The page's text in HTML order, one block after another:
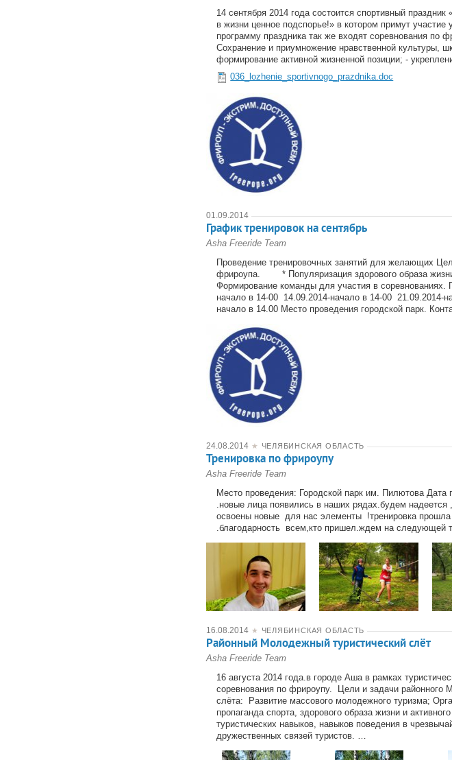
14 сентября 2014 года состоится спортивный
в жизни ценное подспорье!» в котором примут
программу праздника так же входят соревнования
Сохранение и приумножение нравственной культуры,
формирование активной жизненной позиции; -
036_lozhenie_sportivnogo_prazdnika.doc
01.09.2014
График тренировок на сентябрь
Asha Freeride Team
Проведение тренировочных занятий для желающих
фрироупа. * Популяризация здорового образа
Формирование команды для участия в соревнованиях.
начало в 14-00 14.09.2014-начало в 14-00 21.09.2014-
начало в 14.00 Место проведения городской парк.
24.08.2014 ★ ЧЕЛЯБИНСКАЯ ОБЛАСТЬ
Тренировка по фрироупу
Asha Freeride Team
Место проведения: Городской парк им. Пилютова Дата
.новые лица появились в наших рядах.будем надеется
освоены новые для нас элементы !тренировка прошла
.благодарность всем,кто пришел.ждем на следующей
16.08.2014 ★ ЧЕЛЯБИНСКАЯ ОБЛАСТЬ
Районный Молодежный туристический слёт
Asha Freeride Team
16 августа 2014 года.в городе Аша в рамках
соревнования по фрироупу. Цели и задачи районного
слёта: Развитие массового молодежного туризма;
пропаганда спорта, здорового образа жизни и
туристических навыков, навыков поведения в
дружественных связей туристов. …